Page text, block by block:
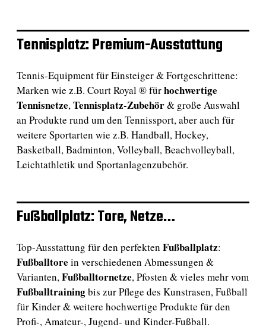
Tennisplatz: Premium-Ausstattung
Tennis-Equipment für Einsteiger & Fortgeschrittene:
Marken wie z.B. Court Royal ® fürhochwertige
Tennisnetze,Tennisplatz-Zubehör& große Auswahl
an Produkte rund um den Tennissport, aber auch für
weitere Sportarten wie z.B. Handball, Hockey,
Basketball, Badminton, Volleyball, Beachvolleyball,
Leichtathletik und Sportanlagenzubehör.
Fußballplatz: Tore, Netze…
Top-Ausstattung für den perfekten Fußballplatz:
Fußballtore in verschiedenen Abmessungen &
Varianten,Fußballtornetze, Pfosten & vieles mehr vom
Fußballtrainingbis zur Pflege des Kunstrasen, Fußball
für Kinder & weitere hochwertige Produkte für den
Profi-, Amateur-, Jugend- und Kinder-Fußball.